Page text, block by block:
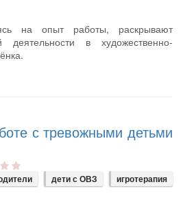
на опыт работы, раскрывают
деятельности в художественно-
с тревожными детьми
дети с ОВЗ игротерапия